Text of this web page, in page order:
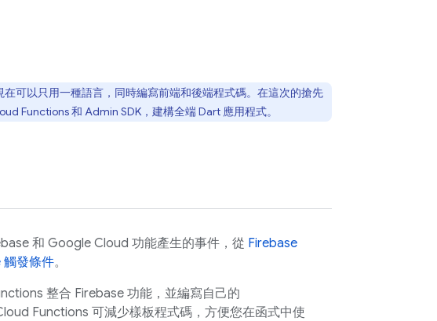
可以只用一種語言，同時編寫前端和後端程式碼。在這次的搶先
Functions和 Admin SDK，建構全端 Dart 應用程式。
和 Google Cloud 功能產生的事件，從 Firebase
發條件。
整合 Firebase 功能，並編寫自己的
Functions 可減少樣板程式碼，方便您在函式中使